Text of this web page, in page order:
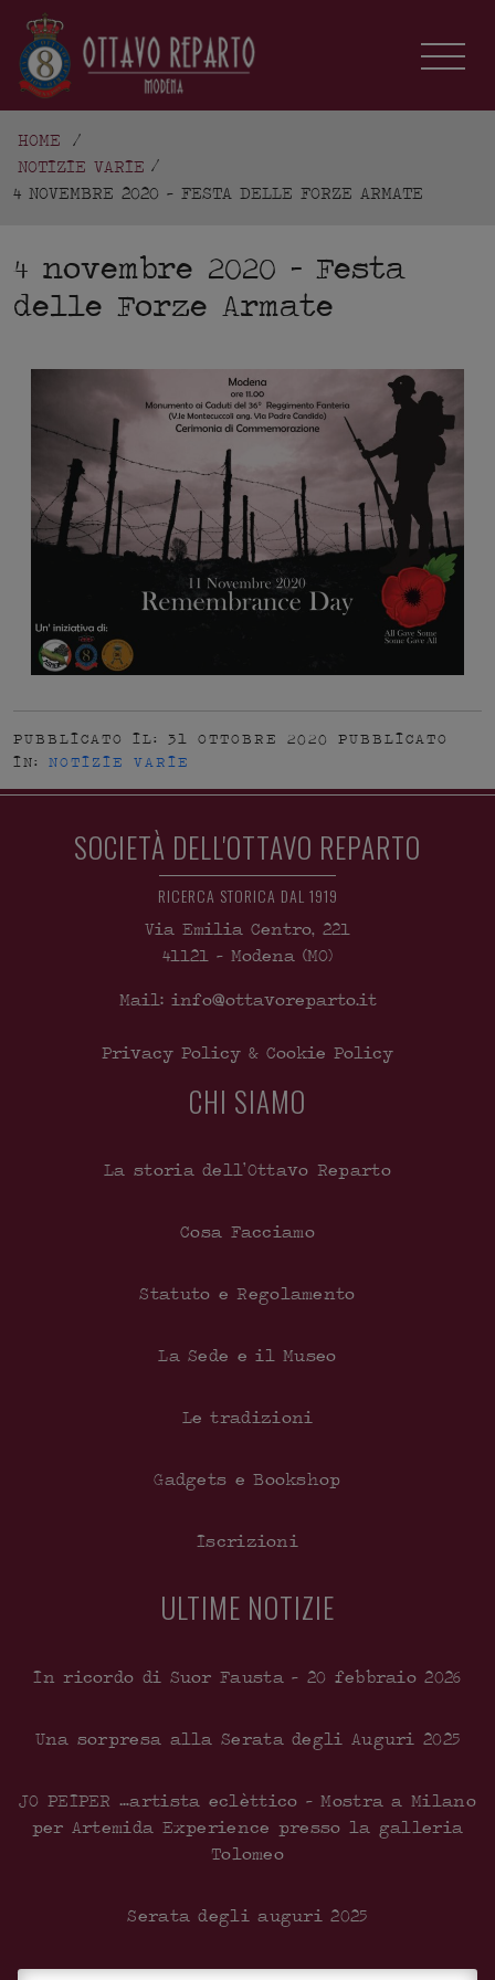
HOME
/
NOTIZIE VARIE
4 NOVEMBRE 2020 - FESTA DELLE FORZE ARMATE
4 novembre 2020 – Festa
delle Forze Armate
PUBBLICATO IL: 31 OTTOBRE 2020
PUBBLICATO
IN: NOTIZIE VARIE
SOCIETÀ DELL'OTTAVO REPARTO
RICERCA STORICA DAL 1919
Via Emilia Centro, 221
41121 - Modena (MO)
Mail: info@ottavoreparto.it
Privacy Policy & Cookie Policy
CHI SIAMO
La storia dell’Ottavo Reparto
Cosa Facciamo
Statuto e Regolamento
La Sede e il Museo
Le tradizioni
Gadgets e Bookshop
Iscrizioni
ULTIME NOTIZIE
In ricordo di Suor Fausta – 20 febbraio 2026
Una sorpresa alla Serata degli Auguri 2025
JO PEIPER …artista eclèttico – Mostra a Milano
per Artemida Experience presso la galleria
Tolomeo
Serata degli auguri 2025